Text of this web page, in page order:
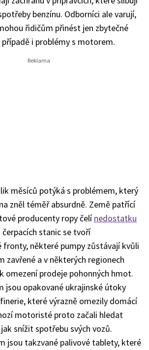
benzínu. Odborníci ale varují,
řidičům přinést jen zbytečné
i problémy s motorem.
měsíců potýká s problémem, který
zněl téměř absurdně. Země patřící
producenty ropy čelínedostatku
čerpacích stanic se tvoří
fronty, některé pumpy zůstávají kvůli
zavřené a v některých regionech
omezení prodeje pohonných hmot.
jsou opakované ukrajinské útoky
které výrazně omezily domácí
motoristé proto začali hledat
snížit spotřebu svých vozů.
jsou takzvané palivové tablety, které